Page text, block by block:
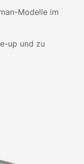
Modelle im
up und zu